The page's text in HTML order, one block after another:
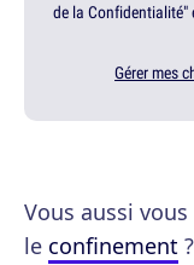
de la Confidentialité"
Gérer mes
Vous aussi
le confinement ?